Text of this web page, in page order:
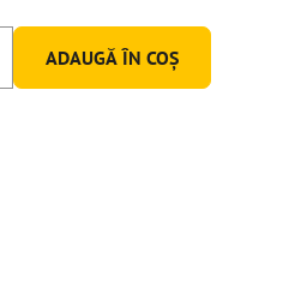
ADAUGĂ ÎN COŞ